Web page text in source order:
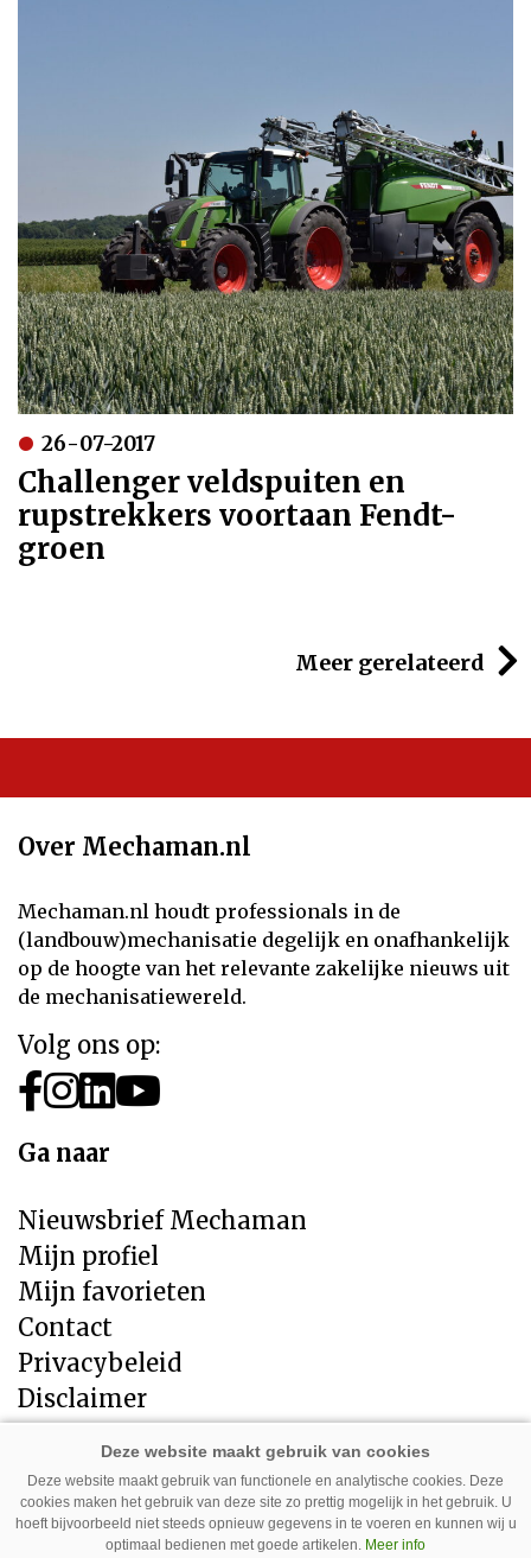
26-07-2017
Challenger veldspuiten en
rupstrekkers voortaan Fendt-
groen
Meer gerelateerd
Over Mechaman.nl
Mechaman.nl houdt professionals in de
(landbouw)mechanisatie degelijk en onafhankelijk
op de hoogte van het relevante zakelijke nieuws uit
de mechanisatiewereld.
Volg ons op:
Ga naar
Nieuwsbrief Mechaman
Mijn profiel
Mijn favorieten
Contact
Privacybeleid
Disclaimer
Direct naar
LandbouwMechanisatie
Tuin en Park Techniek
Deze website maakt gebruik van functionele en analytische cookies. Deze
cookies maken het gebruik van deze site zo prettig mogelijk in het gebruik. U
hoeft bijvoorbeeld niet steeds opnieuw gegevens in te voeren en kunnen wij u
optimaal bedienen met goede artikelen. Meer info